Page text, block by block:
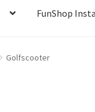
FunShop
Golfscooter